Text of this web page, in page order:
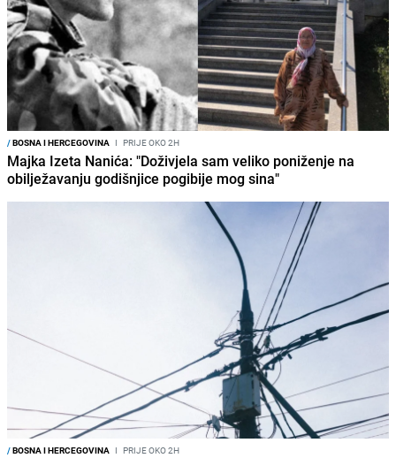
/BOSNA I HERCEGOVINA I PRIJE OKO 2H
Majka Izeta Nanića: "Doživjela sam veliko poniženje na
obilježavanju godišnjice pogibije mog sina"
/BOSNA I HERCEGOVINA I PRIJE OKO 2H